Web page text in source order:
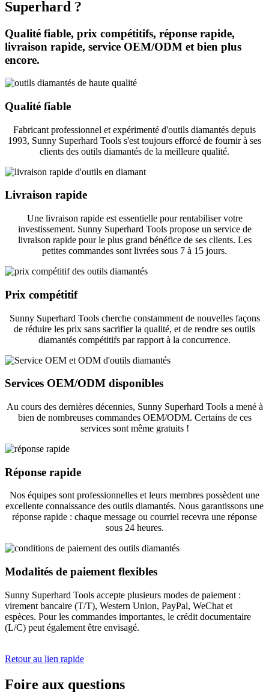
Superhard ?
Qualité fiable, prix compétitifs, réponse rapide,
livraison rapide, service OEM/ODM et bien plus
encore.
Qualité fiable
Fabricant professionnel et expérimenté d'outils diamantés depuis
1993, Sunny Superhard Tools s'est toujours efforcé de fournir à ses
clients des outils diamantés de la meilleure qualité.
Livraison rapide
Une livraison rapide est essentielle pour rentabiliser votre
investissement. Sunny Superhard Tools propose un service de
livraison rapide pour le plus grand bénéfice de ses clients. Les
petites commandes sont livrées sous 7 à 15 jours.
Prix ​​compétitif
Sunny Superhard Tools cherche constamment de nouvelles façons
de réduire les prix sans sacrifier la qualité, et de rendre ses outils
diamantés compétitifs par rapport à la concurrence.
Services OEM/ODM disponibles
Au cours des dernières décennies, Sunny Superhard Tools a mené à
bien de nombreuses commandes OEM/ODM. Certains de ces
services sont même gratuits !
Réponse rapide
Nos équipes sont professionnelles et leurs membres possèdent une
excellente connaissance des outils diamantés. Nous garantissons une
réponse rapide : chaque message ou courriel recevra une réponse
sous 24 heures.
Modalités de paiement flexibles
Sunny Superhard Tools accepte plusieurs modes de paiement :
virement bancaire (T/T), Western Union, PayPal, WeChat et
espèces. Pour les commandes importantes, le crédit documentaire
(L/C) peut également être envisagé.
Retour au lien rapide
Foire aux questions